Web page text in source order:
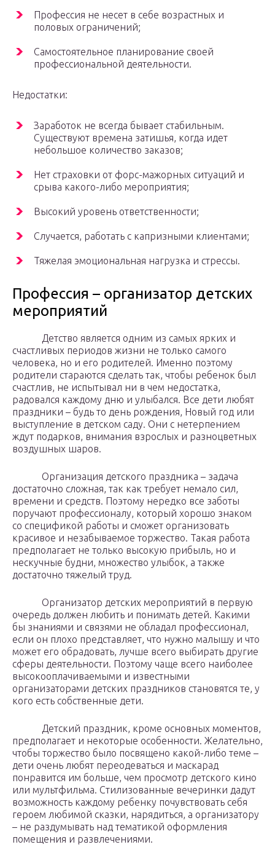
Профессия не несет в себе возрастных и
половых ограничений;
Самостоятельное планирование своей
профессиональной деятельности.
Недостатки:
Заработок не всегда бывает стабильным.
Существуют времена затишья, когда идет
небольшое количество заказов;
Нет страховки от форс-мажорных ситуаций и
срыва какого-либо мероприятия;
Высокий уровень ответственности;
Случается, работать с капризными клиентами;
Тяжелая эмоциональная нагрузка и стрессы.
Профессия – организатор детских
мероприятий
Детство является одним из самых ярких и
счастливых периодов жизни не только самого
человека, но и его родителей. Именно поэтому
родители стараются сделать так, чтобы ребенок был
счастлив, не испытывал ни в чем недостатка,
радовался каждому дню и улыбался. Все дети любят
праздники – будь то день рождения, Новый год или
выступление в детском саду. Они с нетерпением
ждут подарков, внимания взрослых и разноцветных
воздушных шаров.
Организация детского праздника – задача
достаточно сложная, так как требует немало сил,
времени и средств. Поэтому нередко все заботы
поручают профессионалу, который хорошо знаком
со спецификой работы и сможет организовать
красивое и незабываемое торжество. Такая работа
предполагает не только высокую прибыль, но и
нескучные будни, множество улыбок, а также
достаточно тяжелый труд.
Организатор детских мероприятий в первую
очередь должен любить и понимать детей. Какими
бы знаниями и связями не обладал профессионал,
если он плохо представляет, что нужно малышу и что
может его обрадовать, лучше всего выбирать другие
сферы деятельности. Поэтому чаще всего наиболее
высокооплачиваемыми и известными
организаторами детских праздников становятся те, у
кого есть собственные дети.
Детский праздник, кроме основных моментов,
предполагает и некоторые особенности. Желательно,
чтобы торжество было посвящено какой-либо теме –
дети очень любят переодеваться и маскарад
понравится им больше, чем просмотр детского кино
или мультфильма. Стилизованные вечеринки дадут
возможность каждому ребенку почувствовать себя
героем любимой сказки, нарядиться, а организатору
– не раздумывать над тематикой оформления
помещения и развлечениями.